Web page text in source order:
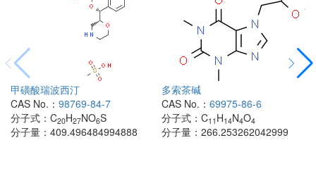
甲磺酸瑞波西汀
CAS No.： 98769-84-7
分子式： C20H27NO6S
分子量： 409.496484994888
多索茶碱
CAS No.： 69975-86-6
分子式： C11 H14N4O4
分子量： 266.253262042999